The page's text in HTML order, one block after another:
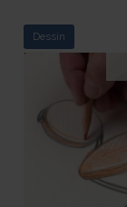
Dessin